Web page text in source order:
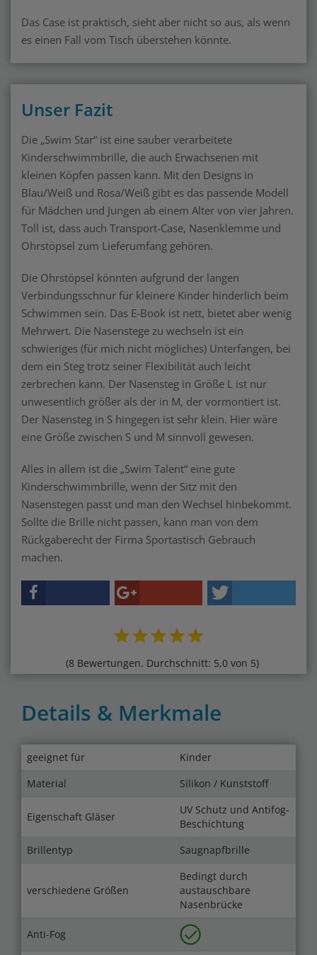
Das Case ist praktisch, sieht aber nicht so aus, als wenn
es einen Fall vom Tisch überstehen könnte.
Unser Fazit
Die „Swim Star“ ist eine sauber verarbeitete
Kinderschwimmbrille, die auch Erwachsenen mit
kleinen Köpfen passen kann. Mit den Designs in
Blau/Weiß und Rosa/Weiß gibt es das passende Modell
für Mädchen und Jungen ab einem Alter von vier Jahren.
Toll ist, dass auch Transport-Case, Nasenklemme und
Ohrstöpsel zum Lieferumfang gehören.
Die Ohrstöpsel könnten aufgrund der langen
Verbindungsschnur für kleinere Kinder hinderlich beim
Schwimmen sein. Das E-Book ist nett, bietet aber wenig
Mehrwert. Die Nasenstege zu wechseln ist ein
schwieriges (für mich nicht mögliches) Unterfangen, bei
dem ein Steg trotz seiner Flexibilität auch leicht
zerbrechen kann. Der Nasensteg in Größe L ist nur
unwesentlich größer als der in M, der vormontiert ist.
Der Nasensteg in S hingegen ist sehr klein. Hier wäre
eine Größe zwischen S und M sinnvoll gewesen.
Alles in allem ist die „Swim Talent“ eine gute
Kinderschwimmbrille, wenn der Sitz mit den
Nasenstegen passt und man den Wechsel hinbekommt.
Sollte die Brille nicht passen, kann man von dem
Rückgaberecht der Firma Sportastisch Gebrauch
machen.
(8 Bewertungen. Durchschnitt: 5,0 von 5)
Details & Merkmale
geeignet für
Kinder
Material
Silikon / Kunststoff
Eigenschaft Gläser
UV Schutz und Antifog-
Beschichtung
Brillentyp
Saugnapfbrille
verschiedene Größen
Bedingt durch
austauschbare
Nasenbrücke
Anti-Fog